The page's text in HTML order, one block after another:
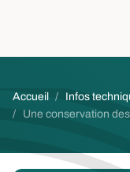
Fil d'Ariane
Accueil
Infos
Une conservation